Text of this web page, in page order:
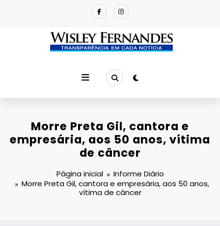
Morre Preta Gil, cantora e
empresária, aos 50 anos, vítima
de câncer
Página inicial
Informe Diário
Morre Preta Gil, cantora e empresária, aos 50 anos,
vítima de câncer